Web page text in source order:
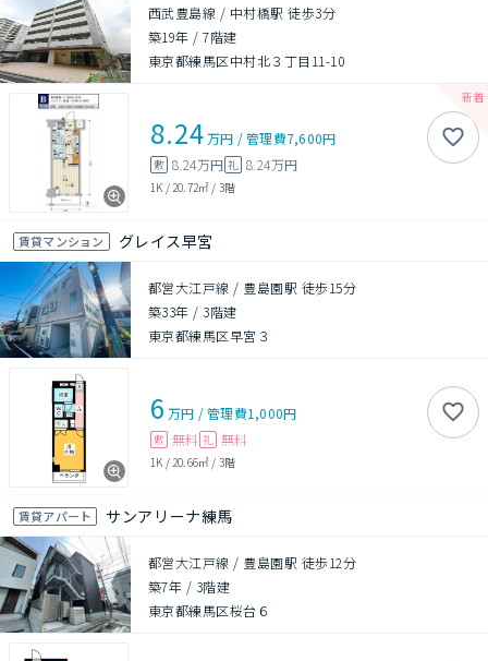
西武豊島線 / 中村橋駅 徒歩3分
築19年 /7階建
東京都練馬区中村北３丁目11-10
8.24万円 /管理費7,600円
敷 8.24万円 礼 8.24万円
1K / 20.72㎡ / 3階
賃貸マンション グレイス早宮
都営大江戸線 / 豊島園駅 徒歩15分
築33年 / 3階建
東京都練馬区早宮３
6 万円 /管理費1,000円
敷 無料 礼 無料
1K / 20.66㎡ / 3階
賃貸アパート サンアリーナ練馬
都営大江戸線 / 豊島園駅 徒歩12分
築7年 / 3階建
東京都練馬区桜台６